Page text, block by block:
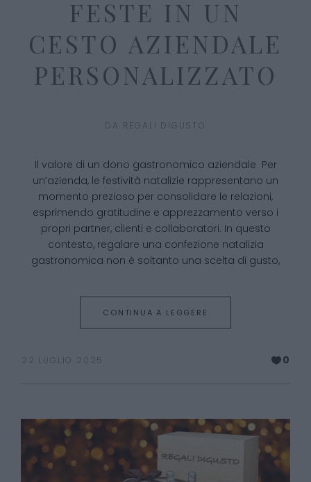
FESTE IN UN
CESTO AZIENDALE
PERSONALIZZATO
DA REGALI DIGUSTO
Il valore di un dono gastronomico aziendale Per
un’azienda, le festività natalizie rappresentano un
momento prezioso per consolidare le relazioni,
esprimendo gratitudine e apprezzamento verso i
propri partner, clienti e collaboratori. In questo
contesto, regalare una confezione natalizia
gastronomica non è soltanto una scelta di gusto,
CONTINUA A LEGGERE
22 LUGLIO 2025 0